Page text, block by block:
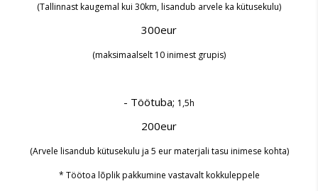
(Tallinnast kaugemal kui 30km, lisandub arvele ka kütusekulu)
300eur
(maksimaalselt 10 inimest grupis)
- Töötuba; 1,5h
200eur
(Arvele lisandub kütusekulu ja 5 eur materjali tasu inimese kohta)
* Töötoa lõplik pakkumine vastavalt kokkuleppele